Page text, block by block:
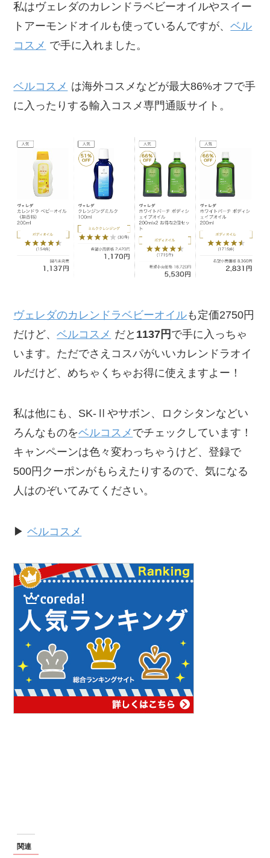
私はヴェレダのカレンドラベビーオイルやスイー
トアーモンドオイルも使っているんですが、ベル
コスメ で手に入れました。
ベルコスメ は海外コスメなどが最大86%オフで手
に入ったりする輸入コスメ専門通販サイト。
ヴェレダのカレンドラベビーオイルも定価2750円
だけど、ベルコスメ だと 1137円 で手に入っちゃ
います。ただでさえコスパがいいカレンドラオイ
ルだけど、めちゃくちゃお得に使えますよー！
私は他にも、SK-Ⅱやサボン、ロクシタンなどい
ろんなものをベルコスメ でチェックしています！
キャンペーンは色々変わっちゃうけど、登録で
500円クーポンがもらえたりするので、気になる
人はのぞいてみてください。
▶︎ベルコスメ
関連